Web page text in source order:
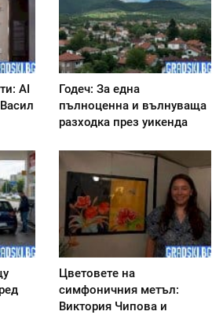
AI
Годеч: За една
пълноценна и вълнуваща
разходка през уикенда
Цветовете на
симфоничния метъл:
Виктория Чипова и